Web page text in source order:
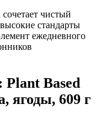
чистый
стандарты
ежедневного
Plant Based
ягоды, 609 г